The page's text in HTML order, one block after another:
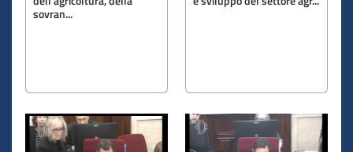
sovran...